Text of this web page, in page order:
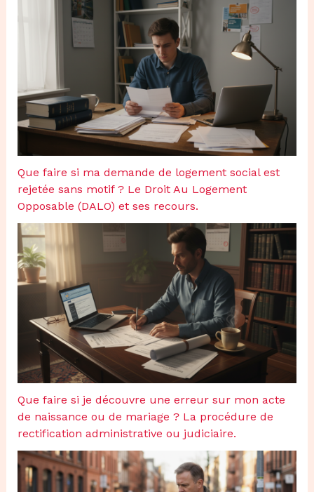
Que faire si ma demande de logement social est
rejetée sans motif ? Le Droit Au Logement
Opposable (DALO) et ses recours.
Que faire si je découvre une erreur sur mon acte
de naissance ou de mariage ? La procédure de
rectification administrative ou judiciaire.